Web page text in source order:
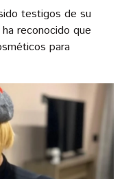
testigos de su
reconocido que
para